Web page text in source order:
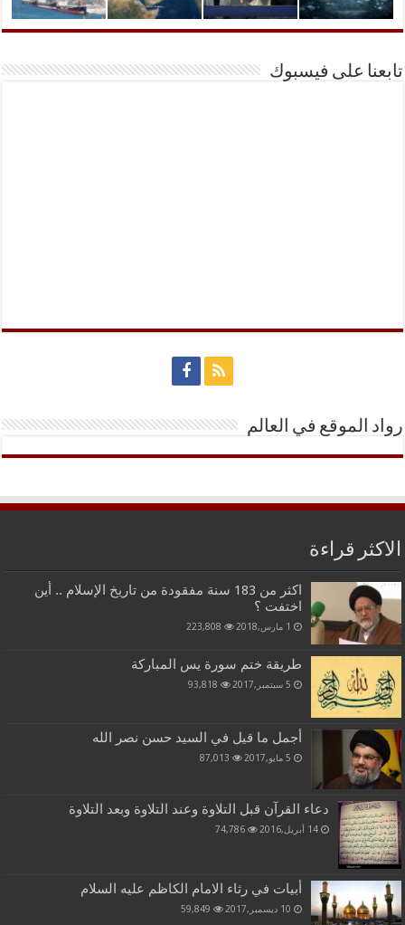
تابعنا على فيسبوك
رواد الموقع في العالم
الاكثر قراءة
اكثر من 183 سنة مفقودة من تاريخ الإسلام .. أين
اختفت ؟
1 مارس,2018 223,808
طريقة ختم سورة يس المباركة
5 سبتمبر,2017 93,818
أجمل ما قيل في السيد حسن نصر الله
5 مايو,2017 87,013
دعاء القرآن قبل التلاوة وعند التلاوة وبعد التلاوة
14 أبريل,2016 74,786
أبيات في رثاء الامام الكاظم عليه السلام
10 ديسمبر,2017 59,849